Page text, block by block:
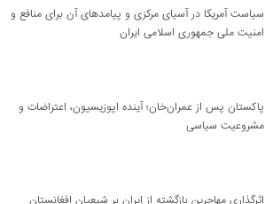
سیاست آمریکا در آسیای مرکزی و پیامدهای آن برای منافع و
امنیت ملی جمهوری اسلامی ایران
پاکستان پس از عمران‌خان؛ آینده اپوزیسیون، اعتراضات و
مشروعیت سیاسی
اثرگذاری مهاجرین بازگشته از ایران بر شیعیان افغانستان